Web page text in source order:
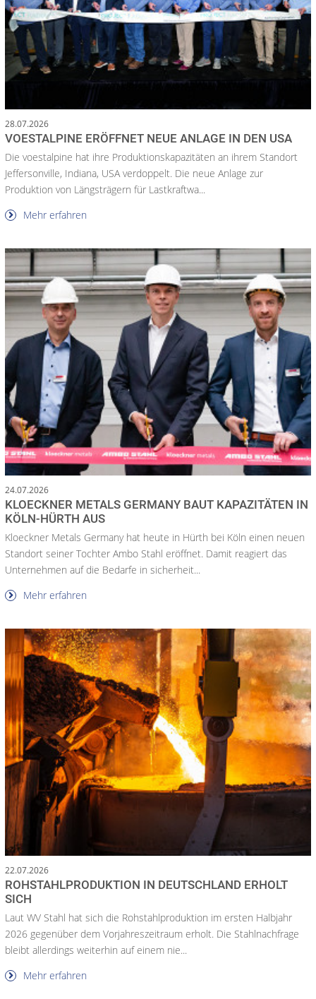
28.07.2026
VOESTALPINE ERÖFFNET NEUE ANLAGE IN DEN USA
Die voestalpine hat ihre Produktionskapazitäten an ihrem Standort
Jeffersonville, Indiana, USA verdoppelt. Die neue Anlage zur
Produktion von Längsträgern für Lastkraftwa...
Mehr erfahren
24.07.2026
KLOECKNER METALS GERMANY BAUT KAPAZITÄTEN IN
KÖLN-HÜRTH AUS
Kloeckner Metals Germany hat heute in Hürth bei Köln einen neuen
Standort seiner Tochter Ambo Stahl eröffnet. Damit reagiert das
Unternehmen auf die Bedarfe in sicherheit...
Mehr erfahren
22.07.2026
ROHSTAHLPRODUKTION IN DEUTSCHLAND ERHOLT
SICH
Laut WV Stahl hat sich die Rohstahlproduktion im ersten Halbjahr
2026 gegenüber dem Vorjahreszeitraum erholt. Die Stahlnachfrage
bleibt allerdings weiterhin auf einem nie...
Mehr erfahren